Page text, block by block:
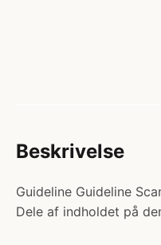
Beskrivelse
Guideline Guideline
Dele af indholdet på